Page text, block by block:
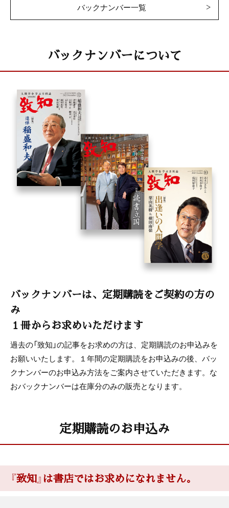
バックナンバー一覧
バックナンバーについて
バックナンバーは、定期購読をご契約の方の
み
１冊からお求めいただけます
過去の「致知」の記事をお求めの方は、定期購読のお申込みを
お願いいたします。１年間の定期購読をお申込みの後、バッ
クナンバーのお申込み方法をご案内させていただきます。な
おバックナンバーは在庫分のみの販売となります。
定期購読のお申込み
『致知』は書店ではお求めになれません。